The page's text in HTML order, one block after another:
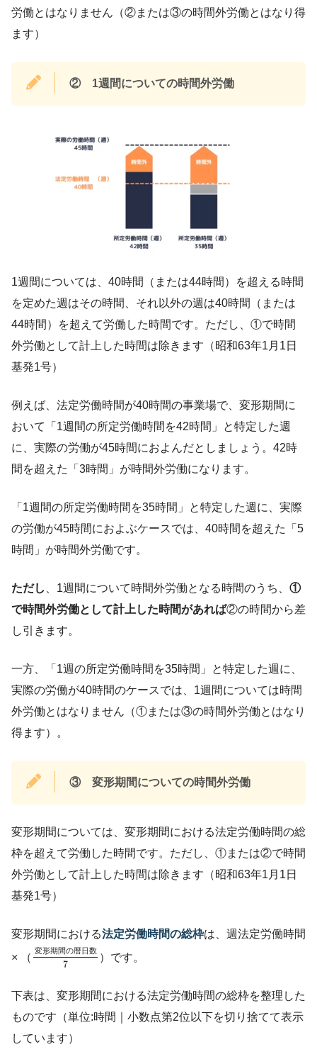
労働とはなりません（②または③の時間外労働とはなり得
ます）
② 1週間についての時間外労働
1週間については、40時間（または44時間）を超える時間
を定めた週はその時間、それ以外の週は40時間（または
44時間）を超えて労働した時間です。ただし、①で時間
外労働として計上した時間は除きます（昭和63年1月1日
基発1号）
例えば、法定労働時間が40時間の事業場で、変形期間に
おいて「1週間の所定労働時間を42時間」と特定した週
に、実際の労働が45時間におよんだとしましょう。42時
間を超えた「3時間」が時間外労働になります。
「1週間の所定労働時間を35時間」と特定した週に、実際
の労働が45時間におよぶケースでは、40時間を超えた「5
時間」が時間外労働です。
ただし 、1週間について時間外労働となる時間のうち、 ①
で時間外労働として計上した時間があれば②の時間から差
し引きます。
一方、「1週の所定労働時間を35時間」と特定した週に、
実際の労働が40時間のケースでは、1週間については時間
外労働とはなりません（①または③の時間外労働とはなり
得ます）。
③ 変形期間についての時間外労働
変形期間については、変形期間における法定労働時間の総
枠を超えて労働した時間です。ただし、①または②で時間
外労働として計上した時間は除きます（昭和63年1月1日
基発1号）
変形期間における法定労働時間の総枠は、週法定労働時間
× （
変形期間の暦日数
7
）です。
下表は、変形期間における法定労働時間の総枠を整理した
ものです（単位:時間｜小数点第2位以下を切り捨てて表示
しています）